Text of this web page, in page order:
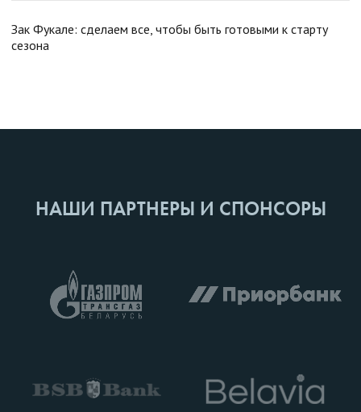
Зак Фукале: сделаем все, чтобы быть готовыми к старту
сезона
НАШИ ПАРТНЕРЫ И СПОНСОРЫ